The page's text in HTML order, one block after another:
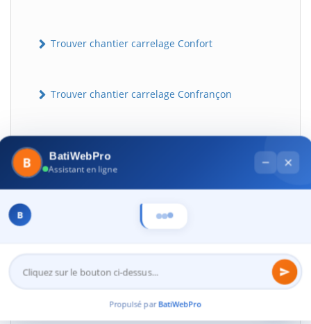
Trouver chantier carrelage Confort
Trouver chantier carrelage Confrançon
20
B
BatiWebPro
Assistant en ligne
B
Propulsé par BatiWebPro